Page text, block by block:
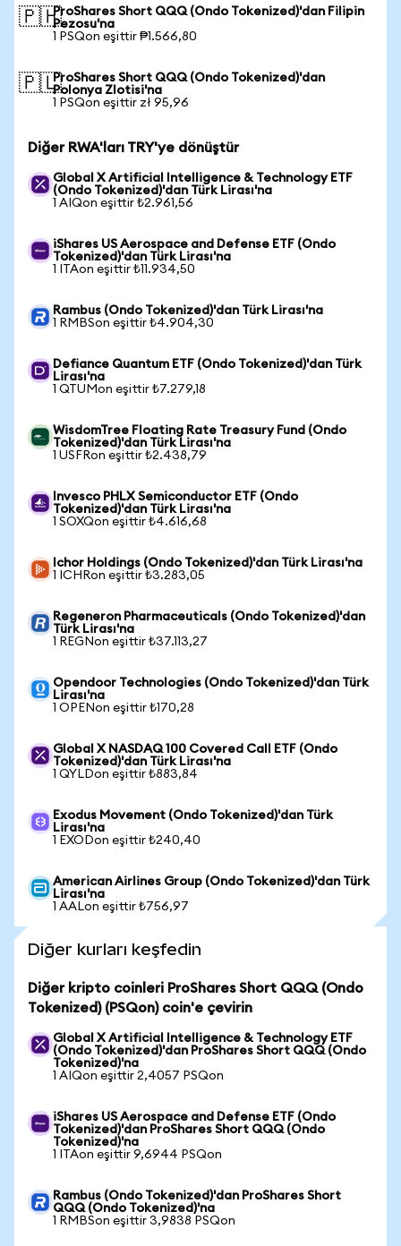
🇵🇭ProShares Short QQQ (Ondo Tokenized)'dan Filipin
Pezosu'na
1 PSQon eşittir ₱1.566,80
🇵🇱ProShares Short QQQ (Ondo Tokenized)'dan
Polonya Zlotisi'na
1 PSQon eşittir zł 95,96
Diğer RWA'ları TRY'ye dönüştür
Global X Artificial Intelligence & Technology ETF
(Ondo Tokenized)'dan Türk Lirası'na
1 AIQon eşittir ₺2.961,56
iShares US Aerospace and Defense ETF (Ondo
Tokenized)'dan Türk Lirası'na
1 ITAon eşittir ₺11.934,50
Rambus (Ondo Tokenized)'dan Türk Lirası'na
1 RMBSon eşittir ₺4.904,30
Defiance Quantum ETF (Ondo Tokenized)'dan Türk
Lirası'na
1 QTUMon eşittir ₺7.279,18
WisdomTree Floating Rate Treasury Fund (Ondo
Tokenized)'dan Türk Lirası'na
1 USFRon eşittir ₺2.438,79
Invesco PHLX Semiconductor ETF (Ondo
Tokenized)'dan Türk Lirası'na
1 SOXQon eşittir ₺4.616,68
Ichor Holdings (Ondo Tokenized)'dan Türk Lirası'na
1 ICHRon eşittir ₺3.283,05
Regeneron Pharmaceuticals (Ondo Tokenized)'dan
Türk Lirası'na
1 REGNon eşittir ₺37.113,27
Opendoor Technologies (Ondo Tokenized)'dan Türk
Lirası'na
1 OPENon eşittir ₺170,28
Global X NASDAQ 100 Covered Call ETF (Ondo
Tokenized)'dan Türk Lirası'na
1 QYLDon eşittir ₺883,84
Exodus Movement (Ondo Tokenized)'dan Türk
Lirası'na
1 EXODon eşittir ₺240,40
American Airlines Group (Ondo Tokenized)'dan Türk
Lirası'na
1 AALon eşittir ₺756,97
Diğer kurları keşfedin
Diğer kripto coinleri ProShares Short QQQ (Ondo
Tokenized) (PSQon) coin'e çevirin
Global X Artificial Intelligence & Technology ETF
(Ondo Tokenized)'dan ProShares Short QQQ (Ondo
Tokenized)'na
1 AIQon eşittir 2,4057 PSQon
iShares US Aerospace and Defense ETF (Ondo
Tokenized)'dan ProShares Short QQQ (Ondo
Tokenized)'na
1 ITAon eşittir 9,6944 PSQon
Rambus (Ondo Tokenized)'dan ProShares Short
QQQ (Ondo Tokenized)'na
1 RMBSon eşittir 3,9838 PSQon